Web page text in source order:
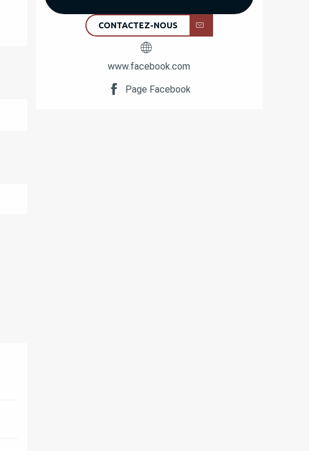
CONTACTEZ-NOUS
www.facebook.com
Page Facebook